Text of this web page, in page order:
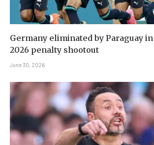
Germany eliminated by Paraguay
2026 penalty shootout
June 30, 2026